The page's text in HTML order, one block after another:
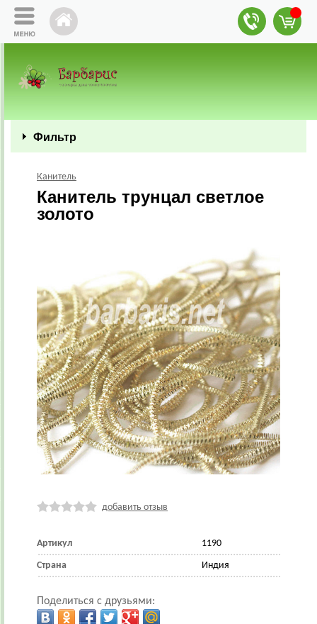
Фильтр
Канитель
Канитель трунцал светлое
золото
добавить отзыв
Артикул 1190
Страна Индия
Поделиться с друзьями: